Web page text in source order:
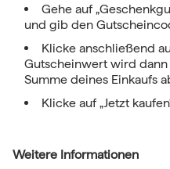
Gehe auf
und gib den
Klicke anschließend
Gutscheinwert wird
Summe deines Einkaufs
Klicke auf „Jetzt
Weitere Informationen